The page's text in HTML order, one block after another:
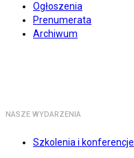
Ogłoszenia
Prenumerata
Archiwum
NASZE WYDARZENIA
Szkolenia i konferencje